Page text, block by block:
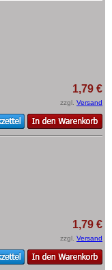
1,79 €
zzgl. Versand
1,79 €
zzgl. Versand